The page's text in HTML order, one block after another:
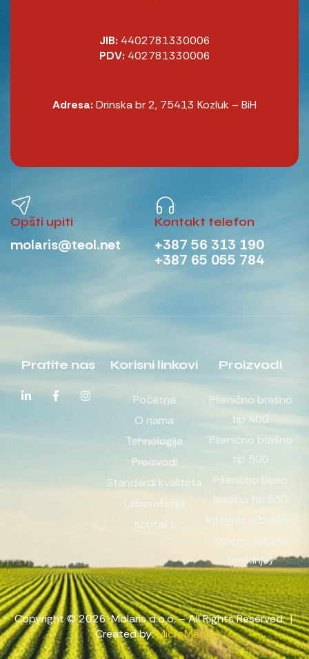
JIB: 4402781330006
PDV: 402781330006
Adresa: Drinska br 2, 75413 Kozluk – BiH
Opšti upiti
molaris@teol.net
Kontakt telefon
+387 56 313 190
+387 65 055 784
Korisni linkovi
Početna
O nama
Tehnologija
Proizvodi
Standardi kvaliteta
Laboratorija
Kontakt
Proizvodi
Pšenično brašno
tip 400
Pšenično brašno
tip 500
Pšenično bijelo
brašno tip 550
Integralno brašno
Stočno brašno
(mekinje)
Pratite nas
Copyright © 2026. Molaris d.o.o. – All Rights Reserved. |
Created by:MicroMedia